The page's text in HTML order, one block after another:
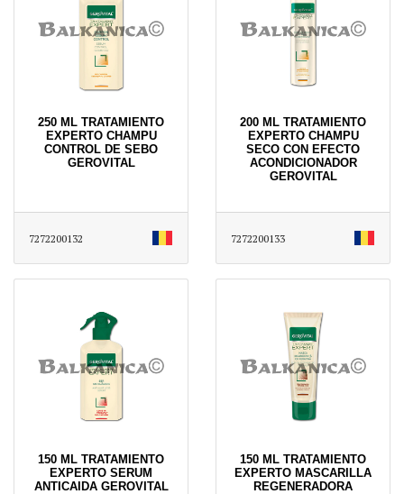
250 ML TRATAMIENTO
EXPERTO CHAMPU
CONTROL DE SEBO
GEROVITAL
7272200132
200 ML TRATAMIENTO
EXPERTO CHAMPU
SECO CON EFECTO
ACONDICIONADOR
GEROVITAL
7272200133
150 ML TRATAMIENTO
EXPERTO SERUM
ANTICAIDA GEROVITAL
150 ML TRATAMIENTO
EXPERTO MASCARILLA
REGENERADORA